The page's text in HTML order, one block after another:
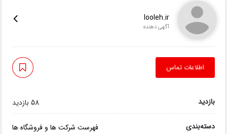
looleh.ir
آگهی دهنده
اطلاعات تماس
بازدید 58 بازدید
دسته‌بندی فهرست شرکت ها و فروشگاه ها